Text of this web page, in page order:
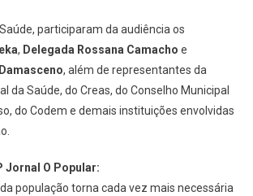
participaram da audiência os
, Delegada Rossana Camacho e
, além de representantes da
da Saúde, do Creas, do Conselho Municipal
do Codem e demais instituições envolvidas
Jornal O Popular:
população torna cada vez mais necessária